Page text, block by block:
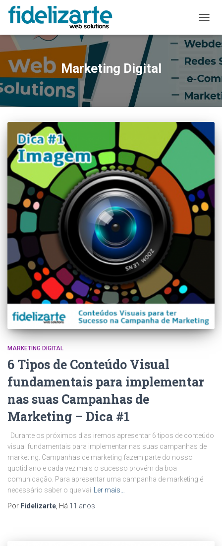
A
Marketing Digital
MARKETING DIGITAL
6 Tipos de Conteúdo Visual
fundamentais para implementar
nas suas Campanhas de
Marketing – Dica #1
Durante os próximos dias iremos apresentar 6 tipos de conteúdo
visual fundamentais para implementar nas suas campanhas de
marketing. Campanhas de marketing fazem parte do nosso
quotidiano e cada vez mais o sucesso provém da boa
comunicação. Para apresentar uma campanha de marketing é
necessário saber o que vai
Ler mais…
Por Fidelizarte , Há 11 anos